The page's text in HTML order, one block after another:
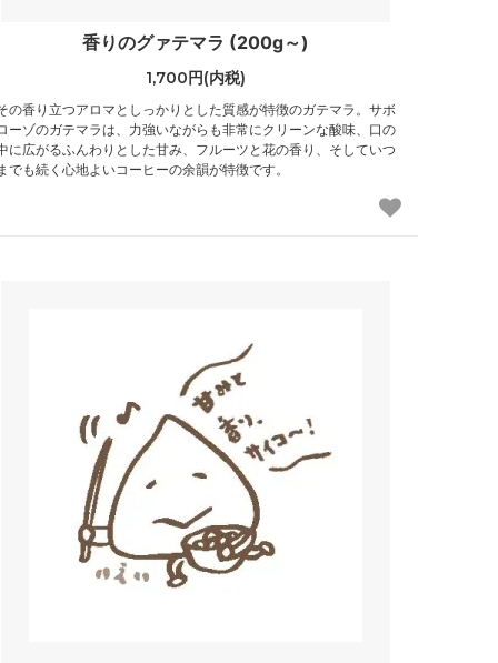
香りのグァテマラ (200g～)
1,700円(内税)
の香り立つアロマとしっかりとした質感が特徴のガテマラ。サボ
ーゾのガテマラは、力強いながらも非常にクリーンな酸味、口の
に広がるふんわりとした甘み、フルーツと花の香り、そしていつ
でも続く心地よいコーヒーの余韻が特徴です。